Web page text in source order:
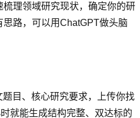
理领域研究现状，确定你的研
路，可以用ChatGPT做头脑
题目、核心研究要求，上传你找
就能生成结构完整、双达标的